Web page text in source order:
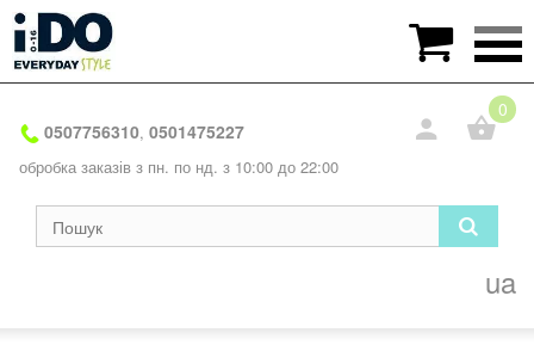
0507756310, 0501475227
обробка заказів з пн. по нд. з 10:00 до 22:00
0
ua
